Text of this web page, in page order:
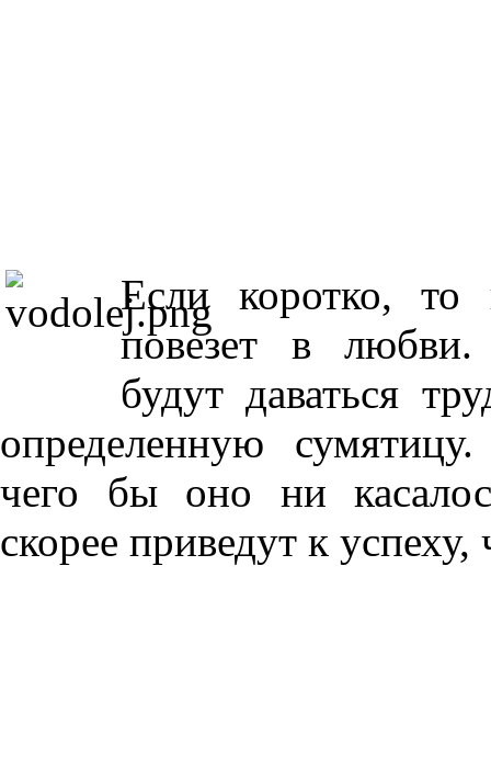
Если коротко,
повезет в
будут даваться
определенную
чего бы оно ни
скорее приведут к